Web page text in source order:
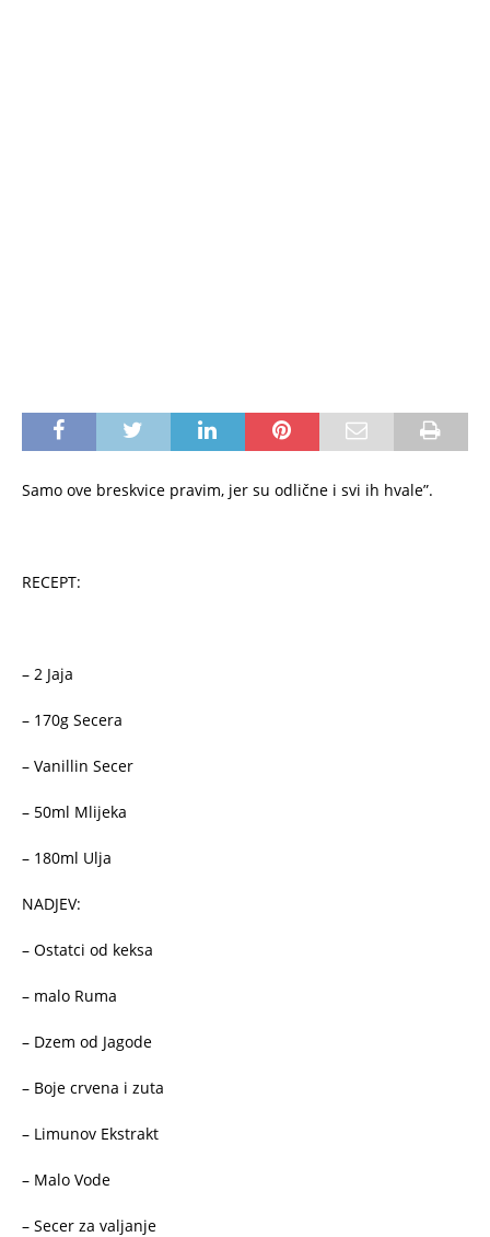
Samo ove breskvice pravim, jer su odlične i svi ih hvale”.
RECEPT:
– 2 Jaja
– 170g Secera
– Vanillin Secer
– 50ml Mlijeka
– 180ml Ulja
NADJEV:
– Ostatci od keksa
– malo Ruma
– Dzem od Jagode
– Boje crvena i zuta
– Limunov Ekstrakt
– Malo Vode
– Secer za valjanje